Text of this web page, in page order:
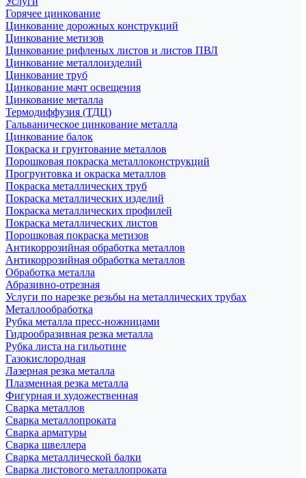
Горячее цинкование
Цинкование дорожных конструкций
Цинкование метизов
Цинкование рифленых листов и листов ПВЛ
Цинкование металлоизделий
Цинкование труб
Цинкование мачт освещения
Цинкование металла
Термодиффузия (ТДЦ)
Гальваническое цинкование металла
Цинкование балок
Покраска и грунтование металлов
Порошковая покраска металлоконструкций
Прогрунтовка и окраска металлов
Покраска металлических труб
Покраска металлических изделий
Покраска металлических профилей
Покраска металлических листов
Порошковая покраска метизов
Антикоррозийная обработка металлов
Антикоррозийная обработка металлов
Обработка металла
Абразивно-отрезная
Услуги по нарезке резьбы на металлических трубах
Металлообработка
Рубка металла пресс-ножницами
Гидрообразивная резка металла
Рубка листа на гильотине
Газокислородная
Лазерная резка металла
Плазменная резка металла
Фигурная и художественная
Сварка металлов
Сварка металлопроката
Сварка арматуры
Сварка швеллера
Сварка металлической балки
Сварка листового металлопроката